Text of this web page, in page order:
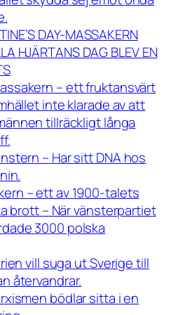
DAY-MASSAKERN
HJÄRTANS DAG BLEV EN
– ett fruktansvärt
inte klarade av att
tillräckligt långa
– Har sitt DNA hos
– ett av 1900-talets
brott – När vänsterpartiet
3000 polska
vill suga ut Sverige till
återvandrar.
bödlar sitta i en